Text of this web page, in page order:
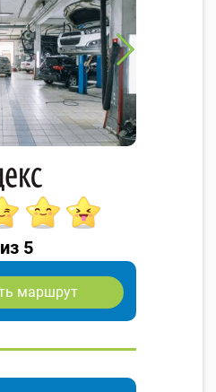
5
маршрут